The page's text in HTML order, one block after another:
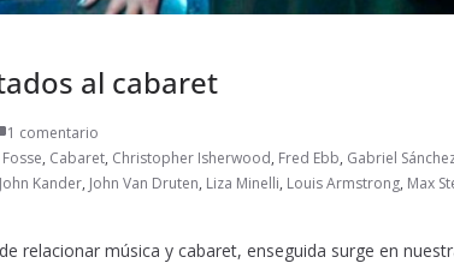
al cabaret
1 comentario
, Cabaret, Christopher Isherwood, Fred Ebb, Gabriel
John Kander, John Van Druten, Liza Minelli, Louis Armstrong, Max
relacionar música y cabaret, enseguida surge en